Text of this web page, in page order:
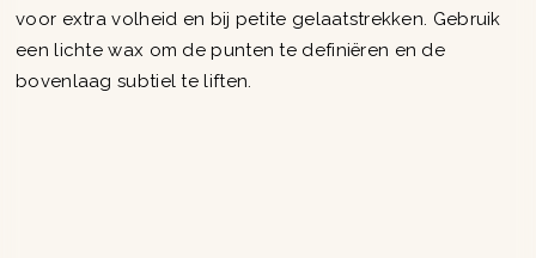
voor extra volheid en bij petite gelaatstrekken. Gebruik
een lichte wax om de punten te definiëren en de
bovenlaag subtiel te liften.